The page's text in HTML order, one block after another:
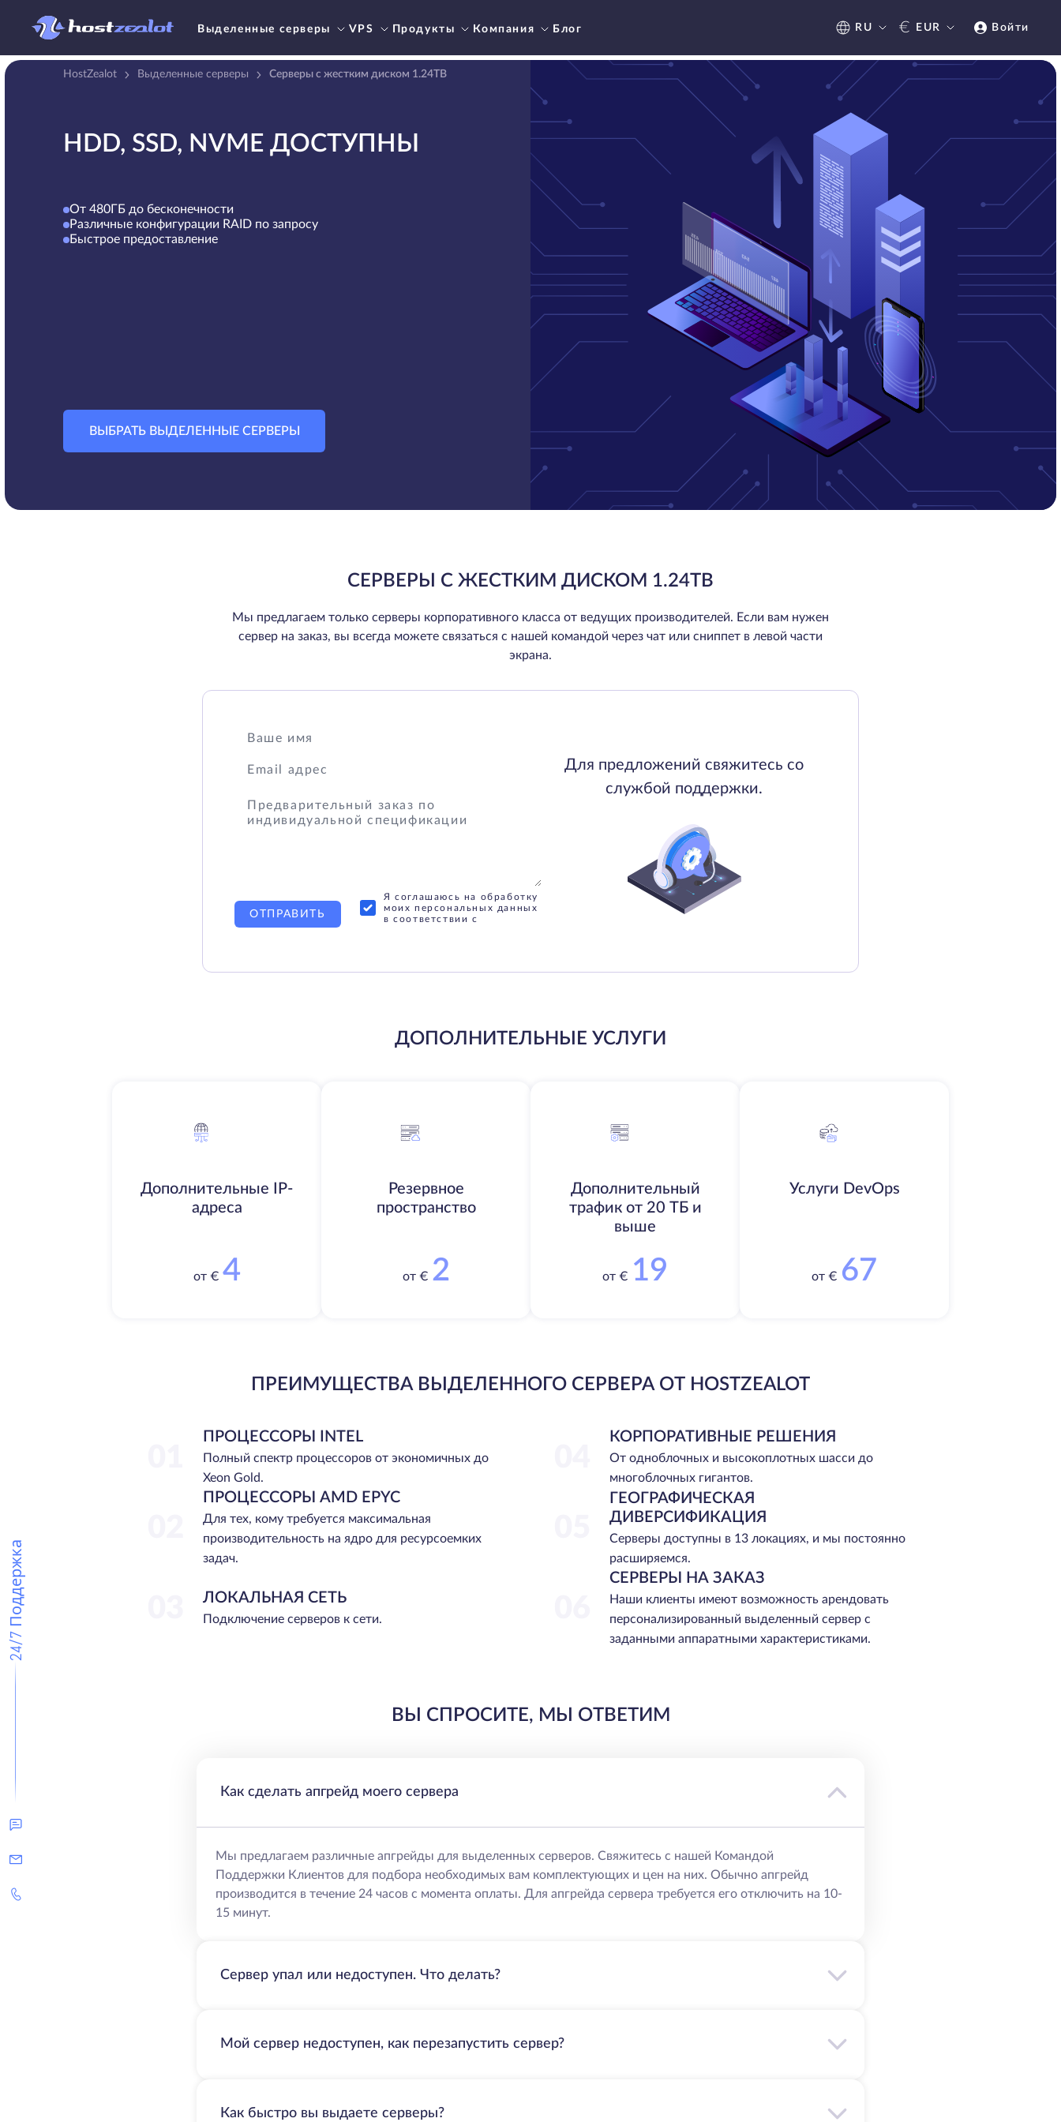
Выделенные серверы VPS Продукты Компания Блог RU € EUR Войти
24/7 Поддержка
HostZealot Выделенные серверы Серверы с жестким диском 1.24TB
HDD, SSD, NVME ДОСТУПНЫ
От 480ГБ до бесконечности
Различные конфигурации RAID по запросу
Быстрое предоставление
ВЫБРАТЬ ВЫДЕЛЕННЫЕ СЕРВЕРЫ
СЕРВЕРЫ С ЖЕСТКИМ ДИСКОМ 1.24TB
Мы предлагаем только серверы корпоративного класса от ведущих производителей. Если вам нужен
сервер на заказ, вы всегда можете связаться с нашей командой через чат или сниппет в левой части
экрана.
Я соглашаюсь на обработку
моих персональных данных
в соответствии с
ОТПРАВИТЬ
Для предложений свяжитесь со
службой поддержки.
ДОПОЛНИТЕЛЬНЫЕ УСЛУГИ
Дополнительные IP-
адреса
от € 4
Резервное
пространство
от € 2
Дополнительный
трафик от 20 ТБ и
выше
от € 19
Услуги DevOps
от € 67
ПРЕИМУЩЕСТВА ВЫДЕЛЕННОГО СЕРВЕРА ОТ HOSTZEALOT
ПРОЦЕССОРЫ INTEL
Полный спектр процессоров от экономичных до
Xeon Gold.
КОРПОРАТИВНЫЕ РЕШЕНИЯ
От одноблочных и высокоплотных шасси до
многоблочных гигантов.
ПРОЦЕССОРЫ AMD EPYC
Для тех, кому требуется максимальная
производительность на ядро для ресурсоемких
задач.
ГЕОГРАФИЧЕСКАЯ
ДИВЕРСИФИКАЦИЯ
Серверы доступны в 13 локациях, и мы постоянно
расширяемся.
ЛОКАЛЬНАЯ СЕТЬ
Подключение серверов к сети.
СЕРВЕРЫ НА ЗАКАЗ
Наши клиенты имеют возможность арендовать
персонализированный выделенный сервер с
заданными аппаратными характеристиками.
ВЫ СПРОСИТЕ, МЫ ОТВЕТИМ
Как сделать апгрейд моего сервера
Мы предлагаем различные апгрейды для выделенных серверов. Свяжитесь с нашей Командой
Поддержки Клиентов для подбора необходимых вам комплектующих и цен на них. Обычно апгрейд
производится в течение 24 часов с момента оплаты. Для апгрейда сервера требуется его отключить на 10-
15 минут.
Сервер упал или недоступен. Что делать?
Мой сервер недоступен, как перезапустить сервер?
Как быстро вы выдаете серверы?